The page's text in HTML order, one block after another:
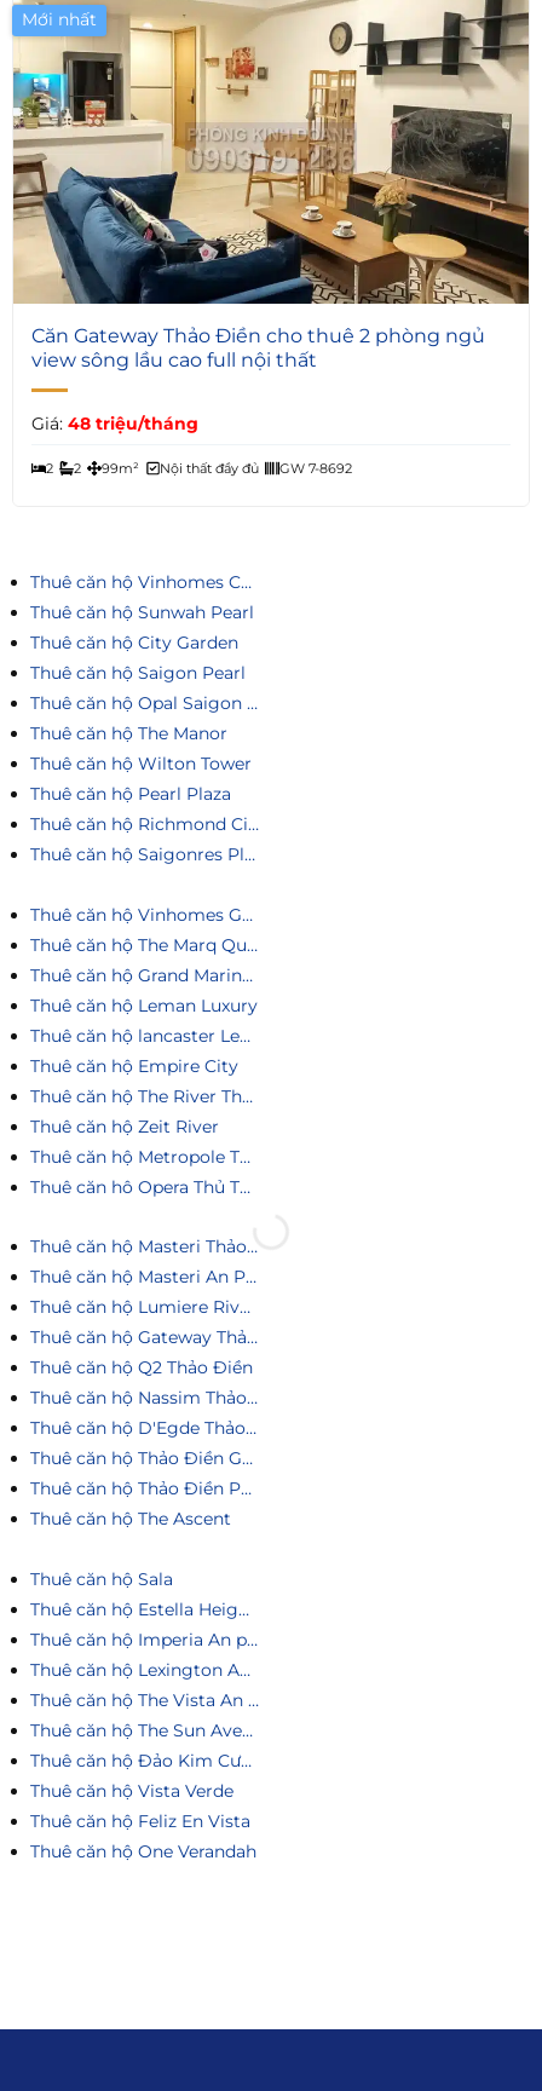
Mới nhất
6
Căn Gateway Thảo Điền cho thuê 2 phòng ngủ
view sông lầu cao full nội thất
Giá: 48 triệu/tháng
2 2 99m² Nội thất đầy đủ GW 7-8692
Thuê căn hộ Vinhomes Central Park
Thuê căn hộ Sunwah Pearl
Thuê căn hộ City Garden
Thuê căn hộ Saigon Pearl
Thuê căn hộ Opal Saigon Pearl
Thuê căn hộ The Manor
Thuê căn hộ Wilton Tower
Thuê căn hộ Pearl Plaza
Thuê căn hộ Richmond City
Thuê căn hộ Saigonres Plaza
Thuê căn hộ Vinhomes Golden River
Thuê căn hộ The Marq Quận 1
Thuê căn hộ Grand Marina Saigon
Thuê căn hộ Leman Luxury
Thuê căn hộ lancaster Legacy
Thuê căn hộ Empire City
Thuê căn hộ The River Thủ Thiêm
Thuê căn hộ Zeit River
Thuê căn hộ Metropole Thủ Thiêm
Thuê căn hô Opera Thủ Thiêm
Thuê căn hộ Masteri Thảo Điền
Thuê căn hộ Masteri An Phú
Thuê căn hộ Lumiere Riverside
Thuê căn hộ Gateway Thảo Điền
Thuê căn hộ Q2 Thảo Điền
Thuê căn hộ Nassim Thảo Điền
Thuê căn hộ D'Egde Thảo Điền
Thuê căn hộ Thảo Điền Green
Thuê căn hộ Thảo Điền Pearl
Thuê căn hộ The Ascent
Thuê căn hộ Sala
Thuê căn hộ Estella Heights
Thuê căn hộ Imperia An phú
Thuê căn hộ Lexington An Phú
Thuê căn hộ The Vista An Phú
Thuê căn hộ The Sun Avenue
Thuê căn hộ Đảo Kim Cương
Thuê căn hộ Vista Verde
Thuê căn hộ Feliz En Vista
Thuê căn hộ One Verandah